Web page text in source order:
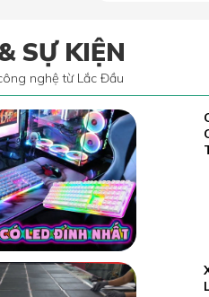
SỰ KIỆN
nghệ từ Lắc Đầu